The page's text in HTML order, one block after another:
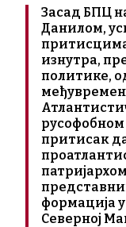
Засад БПЦ
Данилом,
изнутра,
политике,
русофобном
притисак
формација
Северној